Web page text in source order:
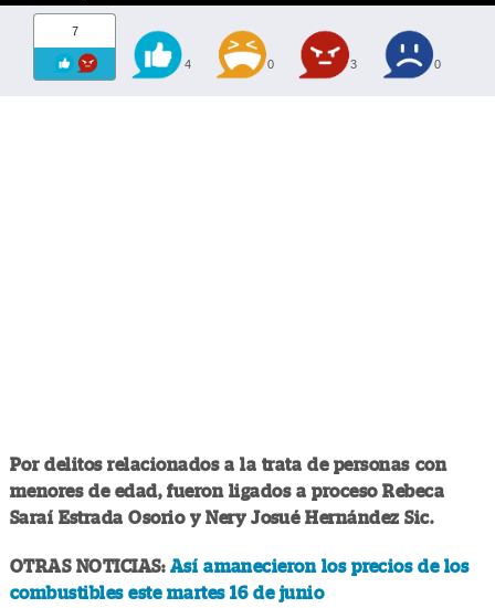
7
4 0 3 0
Por delitos relacionados a la trata de personas con
menores de edad, fueron ligados a proceso Rebeca
Saraí Estrada Osorio y Nery Josué Hernández Sic.
OTRAS NOTICIAS: Así amanecieron los precios de los
combustibles este martes 16 de junio